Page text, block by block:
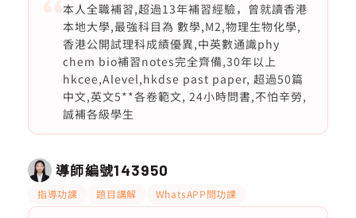
本人全職補習,超過13年補習經驗，曾就讀香港
本地大學,最強科目為 數學,M2,物理生物化學,
香港公開試理科成績優異,中英數通識phy
chem bio補習notes完全齊備,30年以上
hkcee,Alevel,hkdse past paper, 超過50篇
中文,英文5**各卷範文, 24小時問書,不怕辛勞,
誠補各級學生
導師編號143950
指導功課 題目講解 WhatsAPP問功課